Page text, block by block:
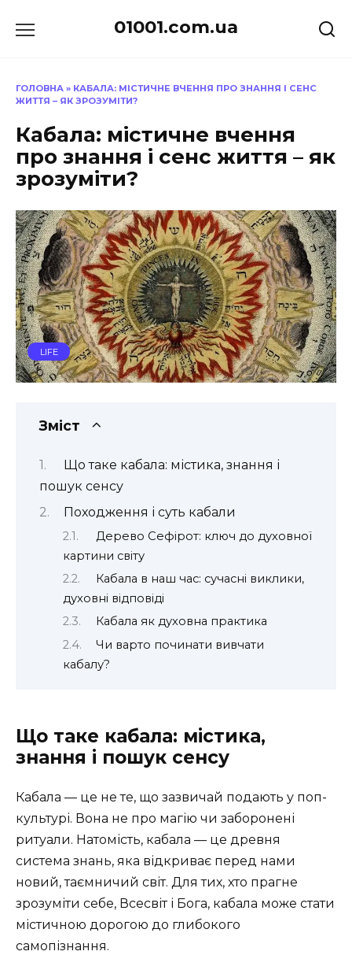
до
01001.com.ua
ГОЛОВНА » КАБАЛА: МІСТИЧНЕ ВЧЕННЯ ПРО ЗНАННЯ І СЕНС
ЖИТТЯ – ЯК ЗРОЗУМІТИ?
Кабала: містичне вчення
про знання і сенс життя – як
зрозуміти?
LIFE
Зміст
Що таке кабала: містика, знання і
пошук сенсу
Походження і суть кабали
Дерево Сефірот: ключ до духовної
картини світу
Кабала в наш час: сучасні виклики,
духовні відповіді
Кабала як духовна практика
Чи варто починати вивчати
кабалу?
Що таке кабала: містика,
знання і пошук сенсу
Кабала — це не те, що зазвичай подають у поп-
культурі. Вона не про магію чи заборонені
ритуали. Натомість, кабала — це древня
система знань, яка відкриває перед нами
новий, таємничий світ. Для тих, хто прагне
зрозуміти себе, Всесвіт і Бога, кабала може стати
містичною дорогою до глибокого
самопізнання.